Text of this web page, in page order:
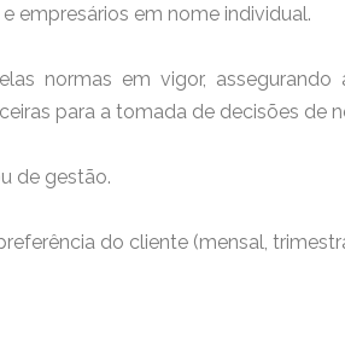
empresários em nome individual.
normas em vigor, assegurando
para a tomada de decisões de
de gestão.
do cliente (mensal,